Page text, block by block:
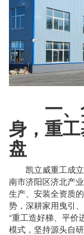
一、
身，重
盘
凯立威重工成立
南市济阳区济北产
生产、安装全资质
势，深耕家用曳引
“重工造好梯、平价
模式，坚持源头自